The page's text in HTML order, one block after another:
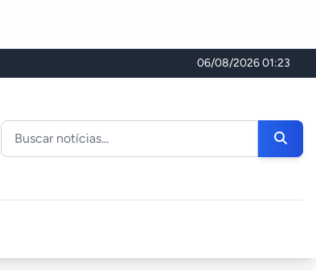
06/08/2026 01:23
Buscar noticias